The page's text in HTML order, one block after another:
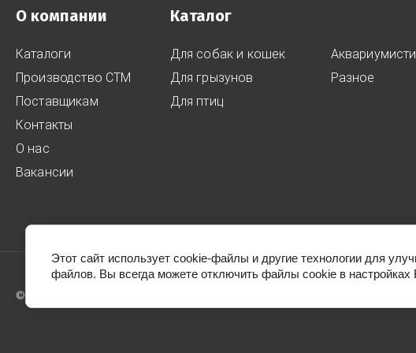
О компании
Каталоги
Производство СТМ
Поставщикам
Контакты
О нас
Вакансии
Каталог
Для собак и кошек
Для грызунов
Для птиц
Разное
© 2013 - 2026 Ред Пластик СПб
Этот сайт использует cookie-файлы и другие технологии для
файлов. Вы всегда можете отключить файлы cookie в настройках